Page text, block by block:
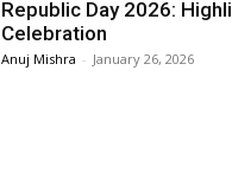
Republic Day 2026:
Celebration
Anuj Mishra - January 26, 2026